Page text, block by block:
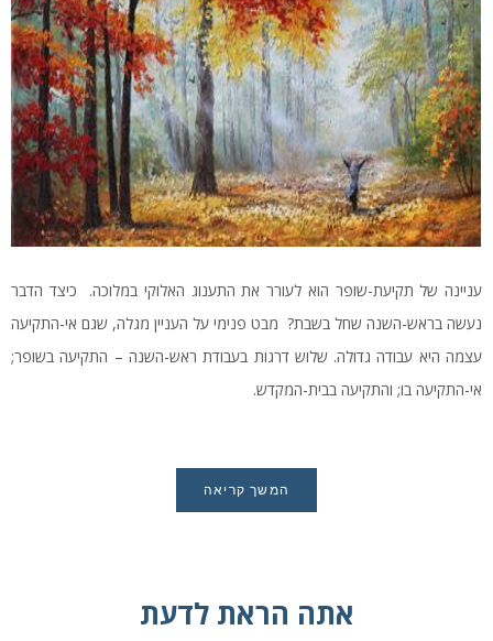
עניינה של תקיעת-שופר הוא לעורר את התענוג האלוקי במלוכה. כיצד הדבר
נעשה בראש-השנה שחל בשבת? מבט פנימי על העניין מגלה, שגם אי-התקיעה
עצמה היא עבודה גדולה. שלוש דרגות בעבודת ראש-השנה – התקיעה בשופר;
אי-התקיעה בו; והתקיעה בבית-המקדש.
המשך קריאה
אתה הראת לדעת